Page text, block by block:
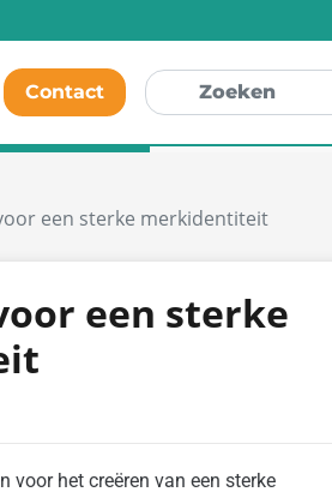
Contact
een sterke merkidentiteit
een sterke
voor het creëren van een sterke